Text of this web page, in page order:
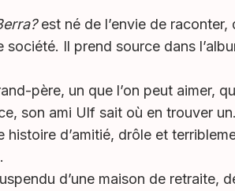
est né de l’envie de
société. Il prend source dans
père, un que l’on peut aimer,
son ami Ulf sait où en trouver
histoire d’amitié, drôle et
d’une maison de retraite,